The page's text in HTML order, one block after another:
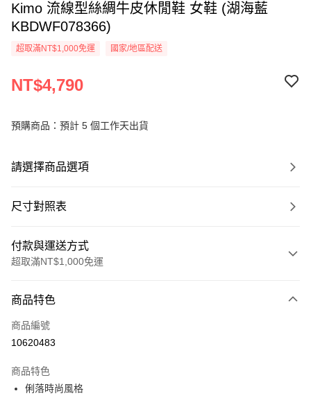
Kimo 流線型絲綢牛皮休閒鞋 女鞋 (湖海藍
KBDWF078366)
超取滿NT$1,000免運 國家/地區配送
NT$4,790
預購商品：預計 5 個工作天出貨
請選擇商品選項
尺寸對照表
付款與運送方式
超取滿NT$1,000免運
信用卡一次付款
信用卡分期付款
合作金庫商業銀行
華南商業銀行
超商取貨付款
商品特色
商品編號
10620483
商品特色
俐落時尚風格